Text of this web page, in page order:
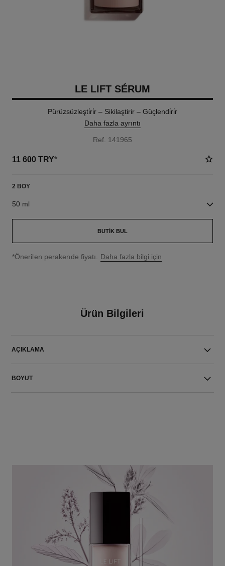
LE LIFT SÉRUM
Pürüzsüzleşti̇ri̇r – Sikilaştirir – Güçlendi̇ri̇r
Daha fazla ayrıntı
Ref. 141965
11 600 TRY*
2 BOY
50 ml
BUTIK BUL
↩
*Önerilen perakende fiyatı. Daha fazla bilgi için
Ürün Bilgileri
AÇIKLAMA
BOYUT